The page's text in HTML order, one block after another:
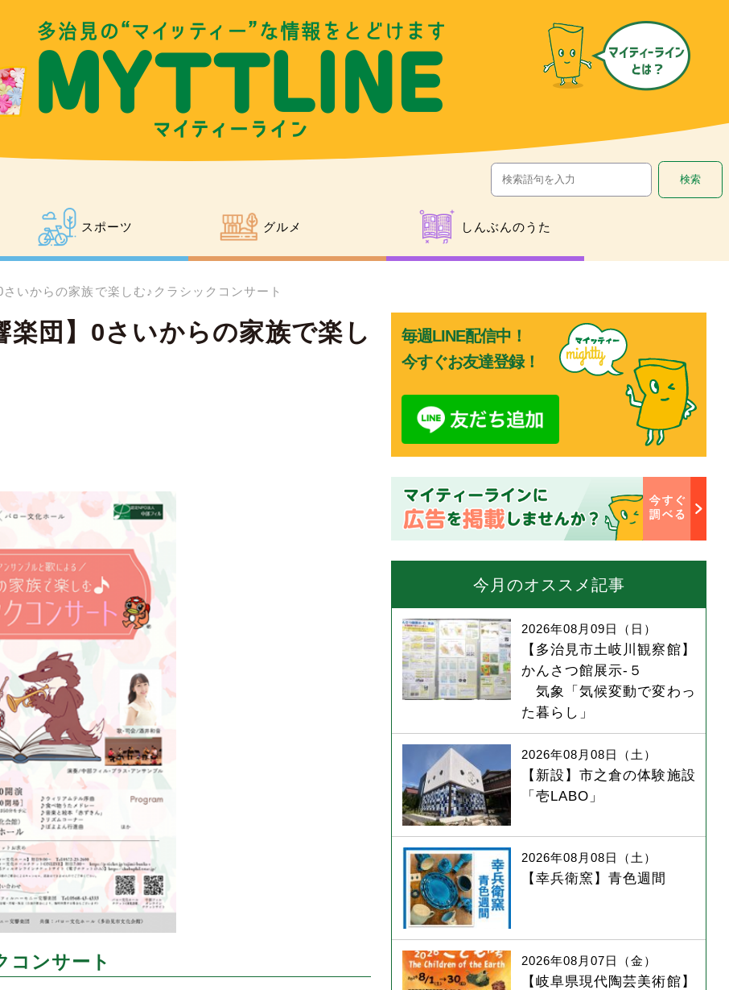
スポーツ グルメ しんぶんのうた
いからの家族で楽しむ♪クラシックコンサート
楽団】0さいからの家族で楽し
コンサート
毎週LINE配信中！
今すぐお友達登録！
今月のオススメ記事
【多治見市土岐川観察館】
かんさつ館展示-５
気象「気候変動で変わっ
た暮らし」
2026年08月09日（日）
【新設】市之倉の体験施設
「壱LABO」
2026年08月08日（土）
【幸兵衛窯】青色週間
2026年08月08日（土）
【岐阜県現代陶芸美術館】
2026年08月07日（金）